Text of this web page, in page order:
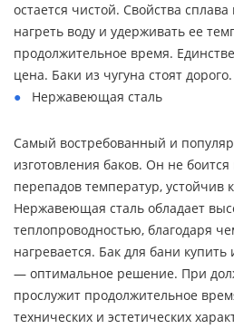
остается чистой. Свойства
нагреть воду и удерживать ее
продолжительное время.
цена. Баки из чугуна стоят дорого.
Нержавеющая сталь
Самый востребованный и
изготовления баков. Он не
перепадов температур, устойчив
Нержавеющая сталь обладает
теплопроводностью, благодаря
нагревается. Бак для бани
— оптимальное решение. При
прослужит продолжительное
технических и эстетических